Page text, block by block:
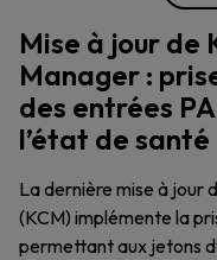
Mise à jour de
Manager :
des entrées
l’état de santé
La dernière mise à jour
(KCM) implémente la
permettant aux jetons